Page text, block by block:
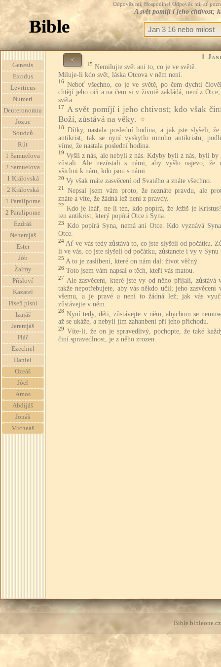
Odpověz mi, Hospodine! Odpověz mi, ať
A svět pomíjí i jeho chtivost;
Bible
Genesis
Exodus
Leviticus
Numeri
Deuteronomiu
Jozue
Soudců
Rút
1 Samuelova
2 Samuelova
1 Královská
2 Královská
1 Paralipome
2 Paralipome
Ezdráš
Nehemjáš
Ester
Jób
Žalmy
Přísloví
Kazatel
Píseň písní
Izajáš
Jeremjáš
Pláč
Ezechiel
Daniel
Ozeáš
Jóel
Ámos
Abdijáš
Jonáš
Micheáš
< 1
15 Nemilujte svět ani to, co je ve světě.
Miluje-li kdo svět, láska Otcova v něm není.
16 Neboť všechno, co je ve světě, po čem dychtí
chtějí jeho oči a na čem si v životě zakládá, není z
světa.
17 A svět pomíjí i jeho chtivost; kdo však
Boží, zůstává na věky.
☆
18
Dítky, nastala poslední hodina; a jak jste slyšeli,
antikrist, tak se nyní vyskytlo mnoho antikristů;
víme, že nastala poslední hodina.
19 Vyšli z nás, ale nebyli z nás. Kdyby byli z nás, byli by
zůstali. Ale nezůstali s námi, aby vyšlo najevo, že
všichni k nám, kdo jsou s námi.
20 Vy však máte zasvěcení od Svatého a znáte všechno.
21
Nepsal jsem vám proto, že neznáte pravdu, ale
znáte a víte, že žádná lež není z pravdy.
22 Kdo je lhář, ne-li ten, kdo popírá, že Ježíš je
ten antikrist, který popírá Otce i Syna.
23 Kdo popírá Syna, nemá ani Otce. Kdo vyznává
Otce.
24 Ať ve vás tedy zůstává to, co jste slyšeli od počátku.
li ve vás, co jste slyšeli od počátku, zůstanete i vy v
25 A to je zaslíbení, které on nám dal: život věčný.
26 Toto jsem vám napsal o těch, kteří vás matou.
27 Ale zasvěcení, které jste vy od něho přijali, zůstává
takže nepotřebujete, aby vás někdo učil; jeho zasvěcení
všemu, a je pravé a není to žádná lež; jak vás
zůstávejte v něm.
28 Nyní tedy, děti, zůstávejte v něm, abychom se
až se ukáže, a nebyli jím zahanbeni při jeho příchodu.
29 Víte-li, že on je spravedlivý, pochopte, že také
činí spravedlnost, je z něho zrozen.